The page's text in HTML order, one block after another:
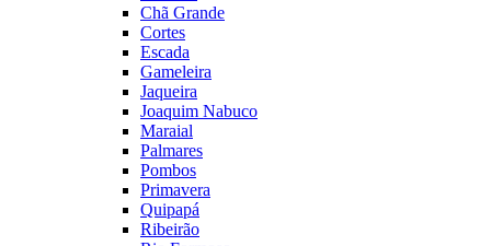
Chã Grande
Cortes
Escada
Gameleira
Jaqueira
Joaquim Nabuco
Maraial
Palmares
Pombos
Primavera
Quipapá
Ribeirão